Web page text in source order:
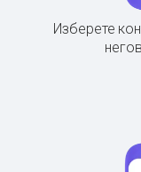
Изберете